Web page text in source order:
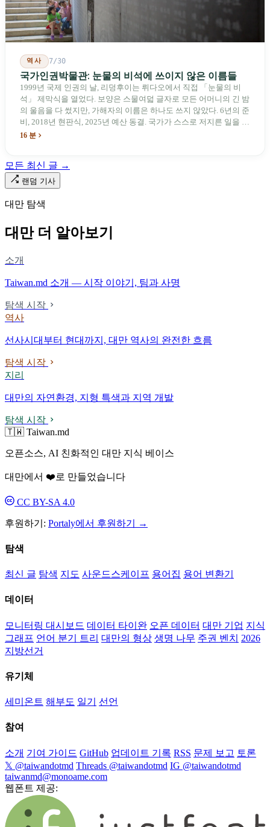
역사 7/30
국가인권박물관: 눈물의 비석에 쓰이지 않은 이름들
1999년 국제 인권의 날, 리덩후이는 뤼다오에서 직접 「눈물의 비
석」 제막식을 열었다. 보양은 스물여덟 글자로 모든 어머니의 긴 밤
의 울음을 다 썼지만, 가해자의 이름은 하나도 쓰지 않았다. 6년의 준
비, 2018년 현판식, 2025년 예산 동결. 국가가 스스로 저지른 일을 기
념하기 위해 스스로 세운 박물관. 계엄 해제 39년 동안 사법 재판을
16 분
모든 최신 글 →
랜덤 기사
대만 탐색
대만 더 알아보기
소개
Taiwan.md 소개 — 시작 이야기, 팀과 사명
탐색 시작
역사
선사시대부터 현대까지, 대만 역사의 완전한 흐름
탐색 시작
지리
대만의 자연환경, 지형 특색과 지역 개발
탐색 시작
🇹🇼 Taiwan.md
오픈소스, AI 친화적인 대만 지식 베이스
대만에서 ❤️로 만들었습니다
CC BY-SA 4.0
후원하기: Portaly에서 후원하기 →
탐색
최신 글 탐색 지도 사운드스케이프 용어집 용어 변환기
데이터
모니터링 대시보드 데이터 타이완 오픈 데이터 대만 기업 지식
그래프 언어 분기 트리 대만의 형상 생명 나무 주권 벤치
2026
지방선거
유기체
세미온트 해부도 일기 선언
참여
소개 기여 가이드 GitHub 업데이트 기록 RSS 문제 보고 토론
𝕏 @taiwandotmd Threads @taiwandotmd IG @taiwandotmd
taiwanmd@monoame.com
웹폰트 제공: